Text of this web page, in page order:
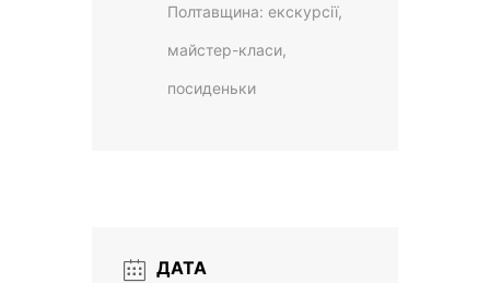
Полтавщина: екскурсії,
майстер-класи,
посиденьки
ДАТА